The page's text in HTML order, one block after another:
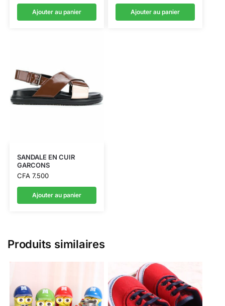
Ajouter au panier Ajouter au panier
SANDALE EN CUIR
GARCONS
CFA7.500
Ajouter au panier
Produits similaires